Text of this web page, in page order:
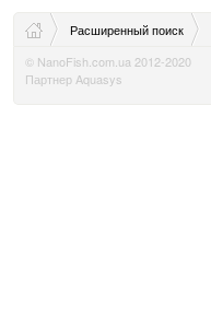
Расширенный поиск
© NanoFish.com.ua 2012-2020
Партнер Aquasys